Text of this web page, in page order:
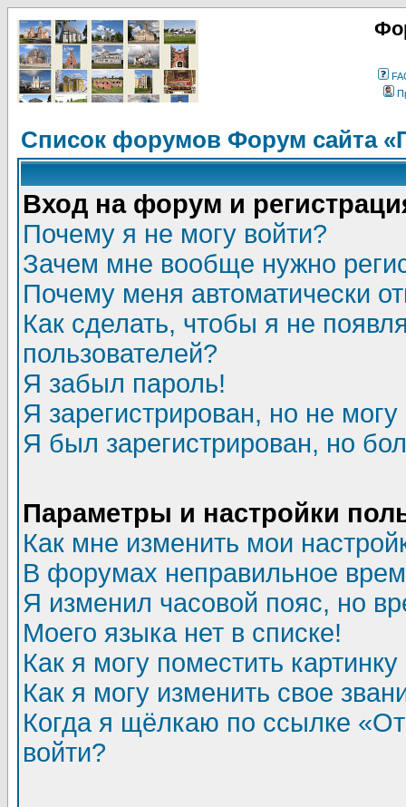
Список форумов Форум сайта
Вход на форум и
Почему я не могу войти?
Зачем мне вообще нужно
Почему меня автоматически
Как сделать, чтобы я не
пользователей?
Я забыл пароль!
Я зарегистрирован, но не могу
Я был зарегистрирован, но
Параметры и настройки
Как мне изменить мои
В форумах неправильное
Я изменил часовой пояс, но
Моего языка нет в списке!
Как я могу поместить
Как я могу изменить свое
Когда я щёлкаю по ссылке
войти?